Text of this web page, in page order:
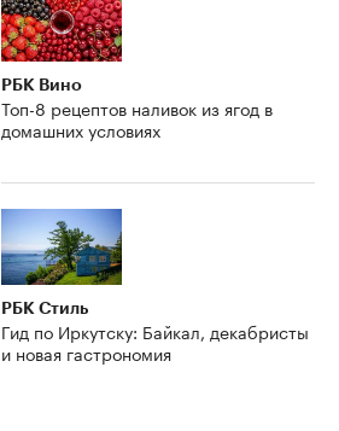
РБК Вино
Топ-8 рецептов наливок из ягод в
домашних условиях
РБК Стиль
Гид по Иркутску: Байкал, декабристы
и новая гастрономия